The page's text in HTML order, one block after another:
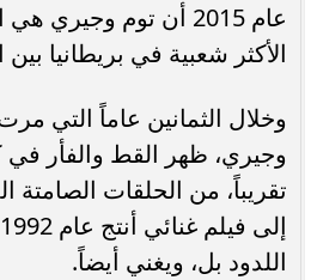
عام 2015 أن توم
الأكثر شعبية في بريطانيا بين
وخلال الثمانين عاماً التي
وجيري، ظهر القط والفأر في
تقريباً، من الحلقات
اللدود بل، ويغني أيضاً.